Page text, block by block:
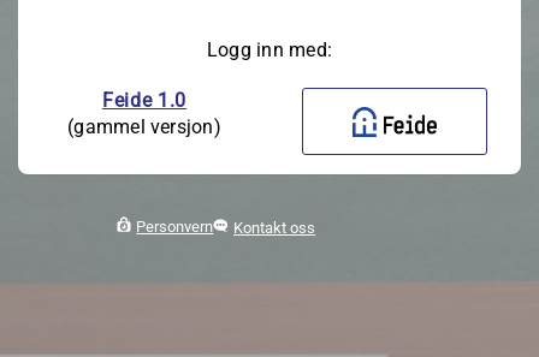
Logg inn med:
Feide 1.0
(gammel versjon)
Personvern Kontakt oss